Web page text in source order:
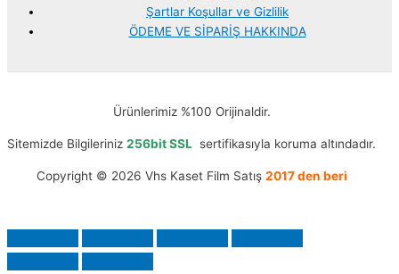
Şartlar Koşullar ve Gizlilik
ÖDEME VE SİPARİŞ HAKKINDA
Ürünlerimiz %100 Orijinaldir.
Sitemizde Bilgileriniz 256bit SSL sertifikasıyla koruma altındadır.
Copyright © 2026 Vhs Kaset Film Satış 2017 den beri